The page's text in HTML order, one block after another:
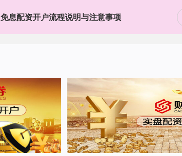
免息配资开户流程说明与注意事项